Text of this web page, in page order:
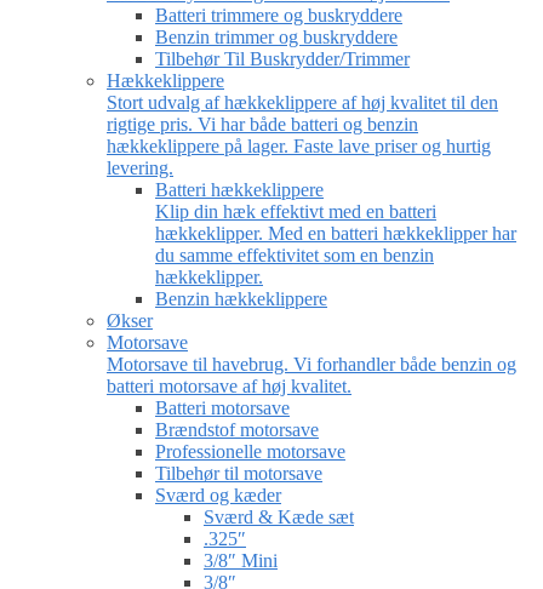
Batteri trimmere og buskryddere
Benzin trimmer og buskryddere
Tilbehør Til Buskrydder/Trimmer
Hækkeklippere
Stort udvalg af hækkeklippere af høj kvalitet til den
rigtige pris. Vi har både batteri og benzin
hækkeklippere på lager. Faste lave priser og hurtig
levering.
Batteri hækkeklippere
Klip din hæk effektivt med en batteri
hækkeklipper. Med en batteri hækkeklipper har
du samme effektivitet som en benzin
hækkeklipper.
Benzin hækkeklippere
Økser
Motorsave
Motorsave til havebrug. Vi forhandler både benzin og
batteri motorsave af høj kvalitet.
Batteri motorsave
Brændstof motorsave
Professionelle motorsave
Tilbehør til motorsave
Sværd og kæder
Sværd & Kæde sæt
.325″
3/8″ Mini
3/8″